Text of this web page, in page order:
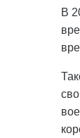
В